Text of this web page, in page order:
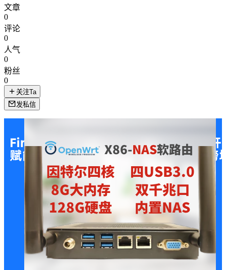
文章
0
评论
0
人气
0
粉丝
0
关注Ta
发私信